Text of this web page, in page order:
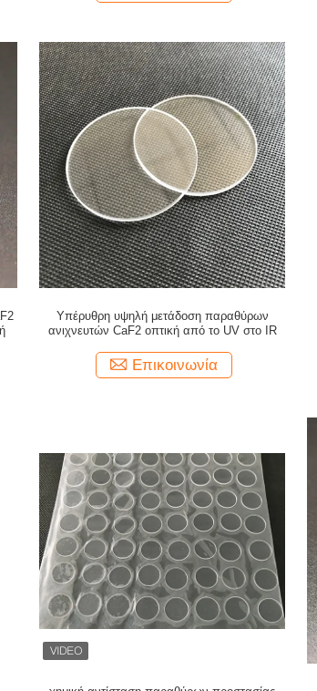
Υπέρυθρη υψηλή μετάδοση παραθύρων
ανιχνευτών CaF2 οπτική από το UV στο IR
Επικοινωνία